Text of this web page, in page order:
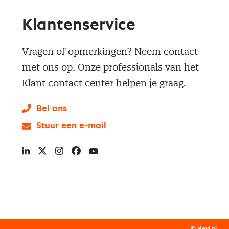
Klantenservice
Vragen of opmerkingen? Neem contact
met ons op. Onze professionals van het
Klant contact center helpen je graag.
Bel ons
Stuur een e-mail
LinkedIn
X Instagram
Facebook
YouTube